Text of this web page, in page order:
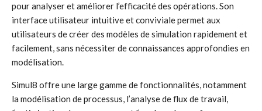
pour analyser et améliorer l’efficacité des opérations. Son
interface utilisateur intuitive et conviviale permet aux
utilisateurs de créer des modèles de simulation rapidement et
facilement, sans nécessiter de connaissances approfondies en
modélisation.
Simul8 offre une large gamme de fonctionnalités, notamment
la modélisation de processus, l’analyse de flux de travail,